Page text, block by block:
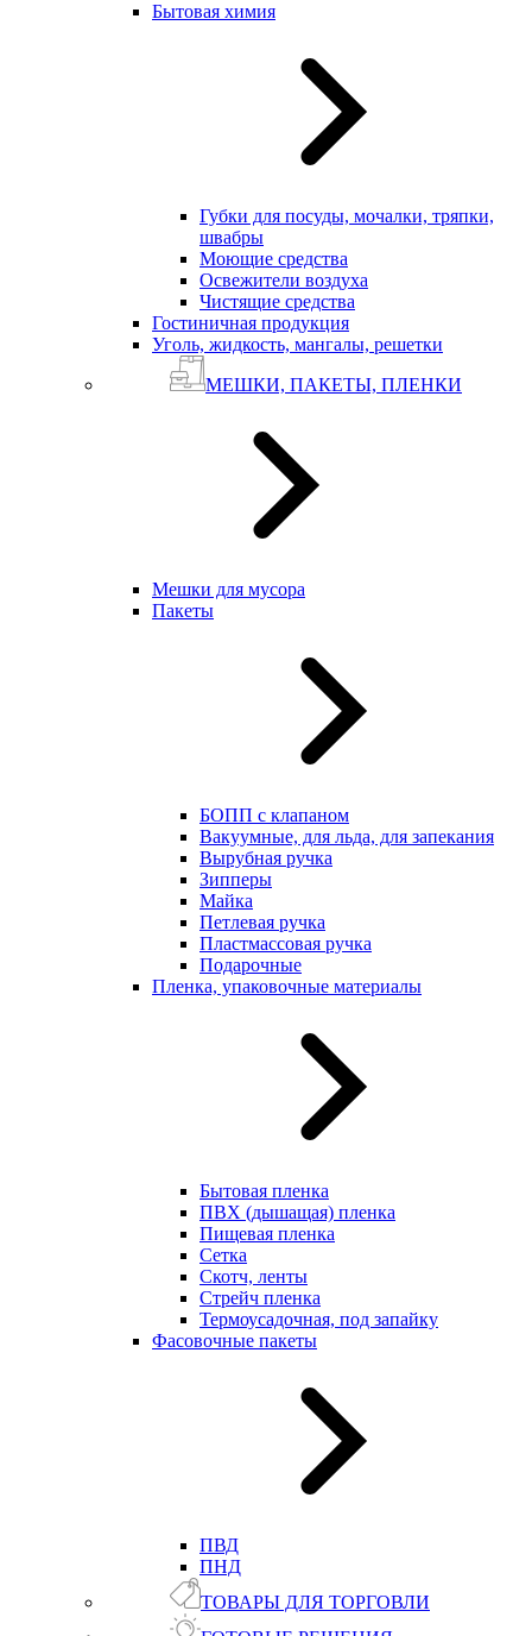
Бытовая химия
Губки для посуды, мочалки, тряпки,
швабры
Моющие средства
Освежители воздуха
Чистящие средства
Гостиничная продукция
Уголь, жидкость, мангалы, решетки
МЕШКИ, ПАКЕТЫ, ПЛЕНКИ
Мешки для мусора
Пакеты
БОПП с клапаном
Вакуумные, для льда, для запекания
Вырубная ручка
Зипперы
Майка
Петлевая ручка
Пластмассовая ручка
Подарочные
Пленка, упаковочные материалы
Бытовая пленка
ПВХ (дышащая) пленка
Пищевая пленка
Сетка
Скотч, ленты
Стрейч пленка
Термоусадочная, под запайку
Фасовочные пакеты
ПВД
ПНД
ТОВАРЫ ДЛЯ ТОРГОВЛИ